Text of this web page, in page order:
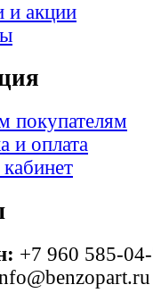
и акции
покупателям
и оплата
+7 960 585-